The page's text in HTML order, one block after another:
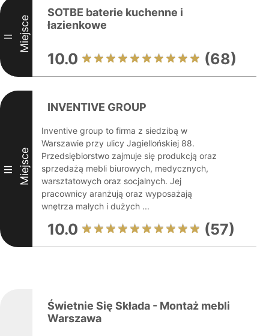
II Miejsce
SOTBE baterie kuchenne i
łazienkowe
10.0 (68)
III Miejsce
INVENTIVE GROUP
Inventive group to firma z siedzibą w
Warszawie przy ulicy Jagiellońskiej 88.
Przedsiębiorstwo zajmuje się produkcją oraz
sprzedażą mebli biurowych, medycznych,
warsztatowych oraz socjalnych. Jej
pracownicy aranżują oraz wyposażają
wnętrza małych i dużych ...
10.0 (57)
Świetnie Się Składa - Montaż mebli
Warszawa